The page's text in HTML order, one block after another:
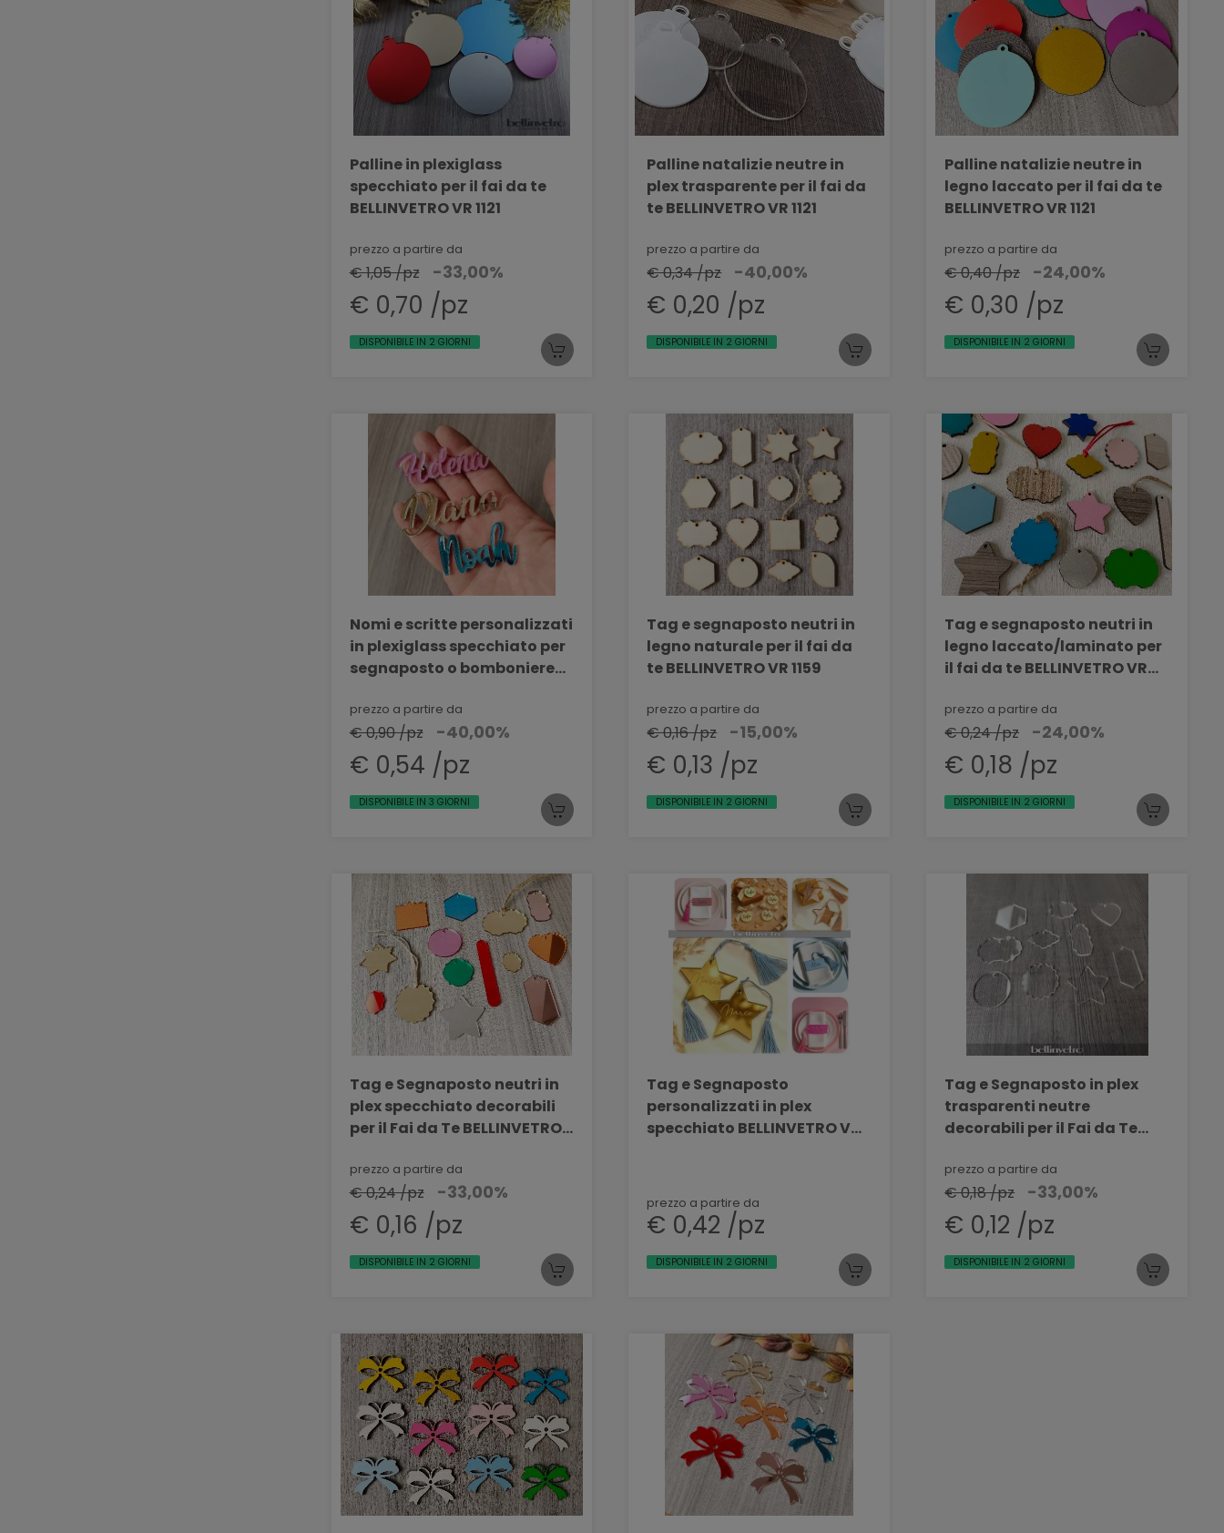
Palline in plexiglass
specchiato per il fai da te
BELLINVETRO VR 1121
prezzo a partire da
€ 1,05 /pz -33,00%
€ 0,70 /pz
DISPONIBILE IN 2 GIORNI
Palline natalizie neutre in
plex trasparente per il fai da
te BELLINVETRO VR 1121
prezzo a partire da
€ 0,34 /pz -40,00%
€ 0,20 /pz
DISPONIBILE IN 2 GIORNI
Palline natalizie neutre in
legno laccato per il fai da te
BELLINVETRO VR 1121
prezzo a partire da
€ 0,40 /pz -24,00%
€ 0,30 /pz
DISPONIBILE IN 2 GIORNI
Nomi e scritte personalizzati
in plexiglass specchiato per
segnaposto o bomboniere
prezzo a partire da
€ 0,90 /pz -40,00%
€ 0,54 /pz
DISPONIBILE IN 3 GIORNI
Tag e segnaposto neutri in
legno naturale per il fai da
te BELLINVETRO VR 1159
prezzo a partire da
€ 0,16 /pz -15,00%
€ 0,13 /pz
DISPONIBILE IN 2 GIORNI
Tag e segnaposto neutri in
legno laccato/laminato per
il fai da te BELLINVETRO VR
prezzo a partire da
€ 0,24 /pz -24,00%
€ 0,18 /pz
DISPONIBILE IN 2 GIORNI
Tag e Segnaposto neutri in
plex specchiato decorabili
per il Fai da Te BELLINVETRO
prezzo a partire da
€ 0,24 /pz -33,00%
€ 0,16 /pz
DISPONIBILE IN 2 GIORNI
Tag e Segnaposto
personalizzati in plex
specchiato BELLINVETRO VR
prezzo a partire da
€ 0,42 /pz
DISPONIBILE IN 2 GIORNI
Tag e Segnaposto in plex
trasparenti neutre
decorabili per il Fai da Te
prezzo a partire da
€ 0,18 /pz -33,00%
€ 0,12 /pz
DISPONIBILE IN 2 GIORNI